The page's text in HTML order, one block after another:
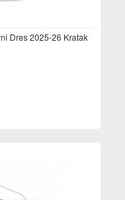
Dres 2025-26 Kratak